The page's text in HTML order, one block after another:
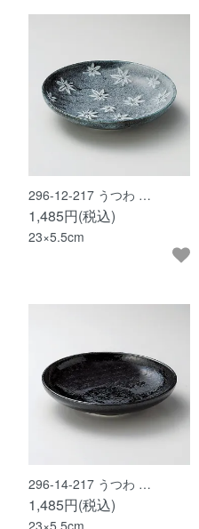
296-12-217 うつわ …
1,485円(税込)
23×5.5cm
296-14-217 うつわ …
1,485円(税込)